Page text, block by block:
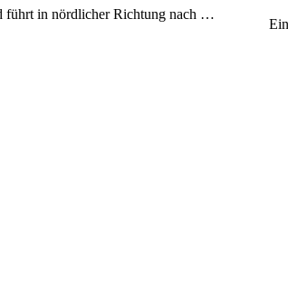
führt in nördlicher Richtung nach …